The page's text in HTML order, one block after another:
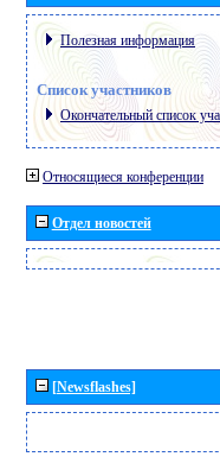
Полезная информация
Список участников
Окончательный список
Относящиеся конференции
Отдел новостей
[Newsflashes]